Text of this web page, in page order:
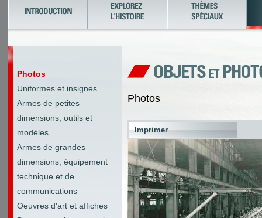
Photos
Uniformes et insignes
Armes de petites
dimensions, outils et
modèles
Armes de grandes
dimensions, équipement
technique et de
communications
Oeuvres d'art et affiches
Photos
Imprimer